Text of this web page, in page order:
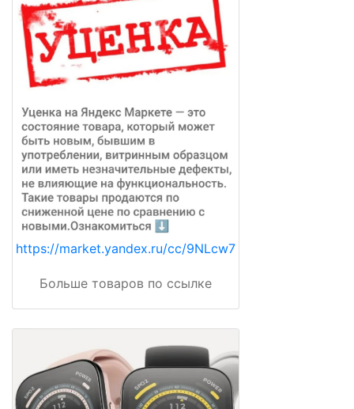
https://market.yandex.ru/cc/9NLcw7
Больше товаров по ссылке